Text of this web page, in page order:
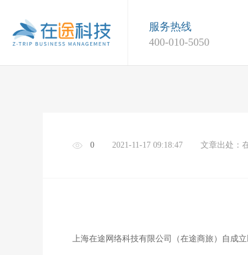
服务热线
400-010-5050
0 2021-11-17 09:18:47 文章出处：
上海在途网络科技有限公司（在途商旅）自成